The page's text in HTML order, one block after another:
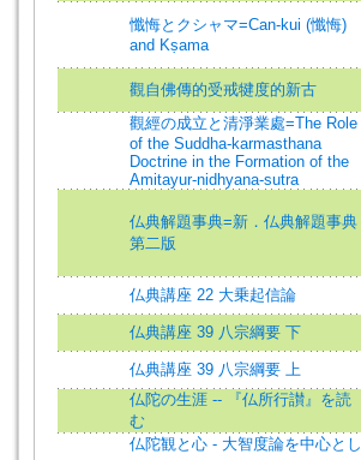
懺悔とクシャマ=Can-kui (懺悔)
and Kṣama
觀自佛傳的受戒犍度的新古
觀經の成立と清淨業處=The Role
of the Suddha-karmasthana
Doctrine in the Formation of the
Amitayur-nidhyana-sutra
仏典解題事典=新．仏典解題事典
第二版
仏典講座 22 大乗起信論
仏典講座 39 八宗綱要 下
仏典講座 39 八宗綱要 上
仏陀の生涯 -- 『仏所行讃』を読
む
仏陀観と心 - 大智度論を中心とし